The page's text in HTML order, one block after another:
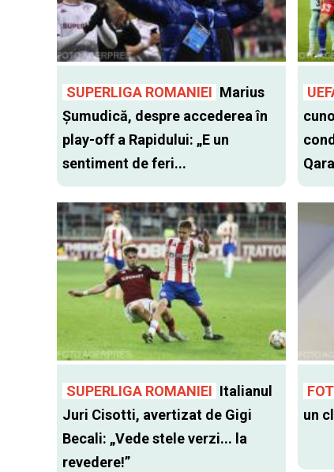
SUPERLIGA ROMANIEI Marius
Șumudică, despre accederea în
play-off a Rapidului: „E un
sentiment de feri...
SUPERLIGA ROMANIEI Italianul
Juri Cisotti, avertizat de Gigi
Becali: „Vede stele verzi... la
revedere!”
un